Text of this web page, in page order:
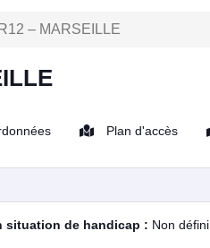
– MARSEILLE
Plan d'accès
situation de handicap : Non défini